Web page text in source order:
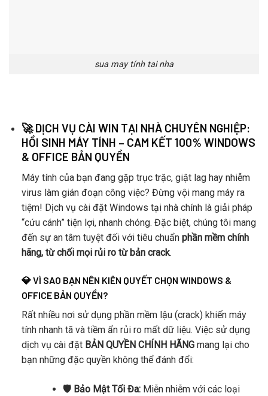
sua may tính tai nha
🚀 DỊCH VỤ CÀI WIN TẠI NHÀ CHUYÊN NGHIỆP:
HỒI SINH MÁY TÍNH – CAM KẾT 100% WINDOWS
& OFFICE BẢN QUYỀN
Máy tính của bạn đang gặp trục trặc, giật lag hay nhiễm
virus làm gián đoạn công việc? Đừng vội mang máy ra
tiệm! Dịch vụ cài đặt Windows tại nhà chính là giải pháp
“cứu cánh” tiện lợi, nhanh chóng. Đặc biệt, chúng tôi mang
đến sự an tâm tuyệt đối với tiêu chuẩn phần mềm chính
hãng, từ chối mọi rủi ro từ bản crack.
💎 VÌ SAO BẠN NÊN KIÊN QUYẾT CHỌN WINDOWS &
OFFICE BẢN QUYỀN?
Rất nhiều nơi sử dụng phần mềm lậu (crack) khiến máy
tính nhanh tã và tiềm ẩn rủi ro mất dữ liệu. Việc sử dụng
dịch vụ cài đặt BẢN QUYỀN CHÍNH HÃNGmang lại cho
bạn những đặc quyền không thể đánh đổi:
🛡️ Bảo Mật Tối Đa:Miễn nhiễm với các loại